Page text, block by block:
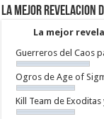
La mejor revelacion
La mejor
Guerreros del Caos
Ogros de Age of
Kill Team de Exoditas